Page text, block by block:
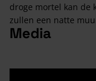
droge mortel kan de
zullen een natte
Media